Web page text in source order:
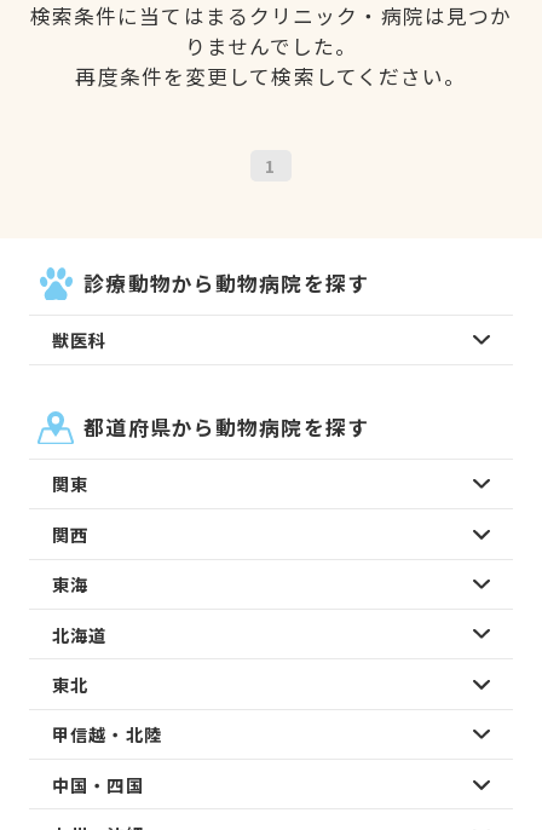
検索条件に当てはまるクリニック・病院は見つか
りませんでした。
再度条件を変更して検索してください。
1
診療動物から動物病院を探す
獣医科
都道府県から動物病院を探す
関東
関西
東海
北海道
東北
甲信越・北陸
中国・四国